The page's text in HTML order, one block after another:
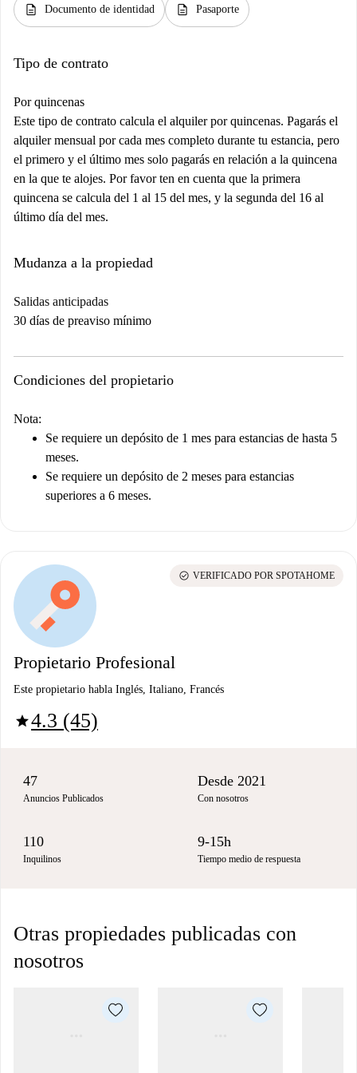
description Documento de identidad description Pasaporte
Tipo de contrato
Por quincenas
Este tipo de contrato calcula el alquiler por quincenas. Pagarás el
alquiler mensual por cada mes completo durante tu estancia, pero
el primero y el último mes solo pagarás en relación a la quincena
en la que te alojes. Por favor ten en cuenta que la primera
quincena se calcula del 1 al 15 del mes, y la segunda del 16 al
último día del mes.
Mudanza a la propiedad
Salidas anticipadas
30 días de preaviso mínimo
Condiciones del propietario
Nota:
Se requiere un depósito de 1 mes para estancias de hasta 5
meses.
Se requiere un depósito de 2 meses para estancias
superiores a 6 meses.
Propietario Profesional
Este propietario habla Inglés, Italiano, Francés
star4.3 (45)
check_circle VERIFICADO POR SPOTAHOME
47
Anuncios Publicados
Desde 2021
Con nosotros
110
Inquilinos
9-15h
Tiempo medio de respuesta
Otras propiedades publicadas con
nosotros